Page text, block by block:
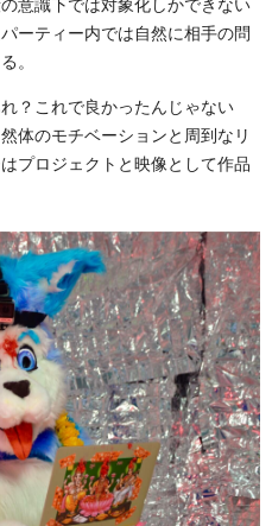
意識下では対象化しかできない
ーティー内では自然に相手の問
。
？これで良かったんじゃない
体のモチベーションと周到なリ
プロジェクトと映像として作品